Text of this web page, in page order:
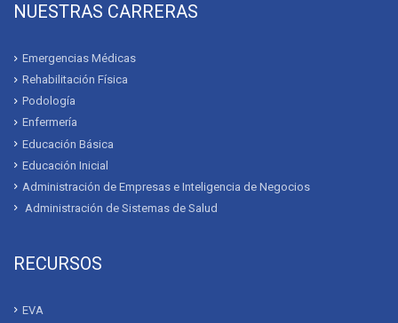
NUESTRAS CARRERAS
Emergencias Médicas
Rehabilitación Física
Podología
Enfermería
Educación Básica
Educación Inicial
Administración de Empresas e Inteligencia de Negocios
Administración de Sistemas de Salud
RECURSOS
EVA